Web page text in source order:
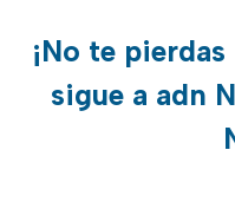
¡No te
sigue a adn